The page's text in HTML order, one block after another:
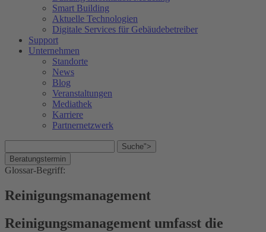
Smart Building
Aktuelle Technologien
Digitale Services für Gebäudebetreiber
Support
Unternehmen
Standorte
News
Blog
Veranstaltungen
Mediathek
Karriere
Partnernetzwerk
Suche">
Beratungstermin
Glossar-Begriff:
Reinigungsmanagement
Reinigungsmanagement umfasst die